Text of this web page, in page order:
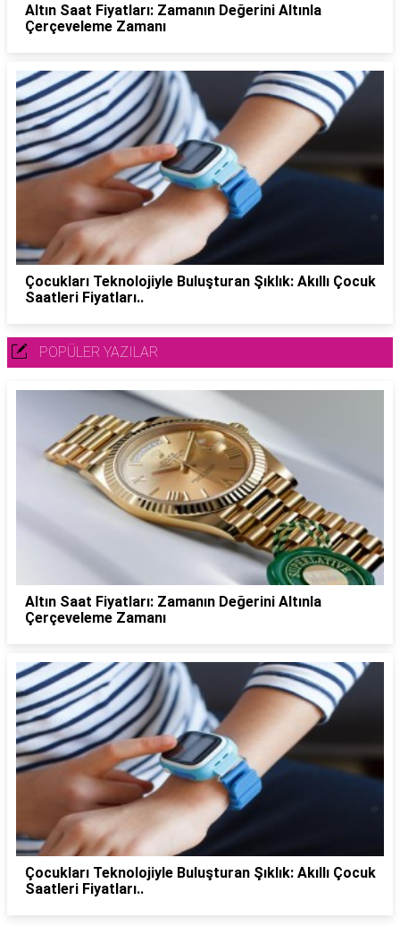
Altın Saat Fiyatları: Zamanın Değerini Altınla
Çerçeveleme Zamanı
Çocukları Teknolojiyle Buluşturan Şıklık: Akıllı Çocuk
Saatleri Fiyatları..
POPÜLER YAZILAR
Altın Saat Fiyatları: Zamanın Değerini Altınla
Çerçeveleme Zamanı
Çocukları Teknolojiyle Buluşturan Şıklık: Akıllı Çocuk
Saatleri Fiyatları..